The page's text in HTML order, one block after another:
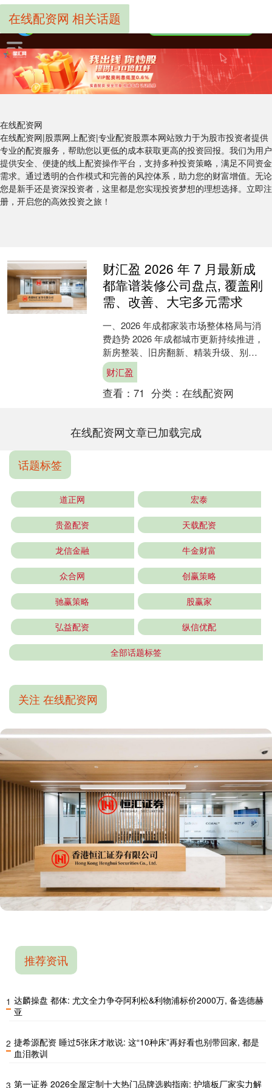
在线配资网
在线配资网|股票网上配资|专业配资股票本网站致力于为股市投资者提供
专业的配资服务，帮助您以更低的成本获取更高的投资回报。我们为用户
提供安全、便捷的线上配资操作平台，支持多种投资策略，满足不同资金
需求。通过透明的合作模式和完善的风控体系，助力您的财富增值。无论
您是新手还是资深投资者，这里都是您实现投资梦想的理想选择。立即注
册，开启您的高效投资之旅！
在线配资网 相关话题
财汇盈 2026 年 7 月最新成
都靠谱装修公司盘点, 覆盖刚
需、改善、大宅多元需求
一、2026 年成都家装市场整体格局与消
费趋势 2026 年成都城市更新持续推进，
新房整装、旧房翻新、精装升级、别墅
全案四类需求同步增长，本地家装市场
规模稳步提....
财汇盈
查看： 71 分类： 在线配资网
在线配资网文章已加载完成
话题标签
道正网 宏泰
贵盈配资 天载配资
龙信金融 牛金财富
众合网 创赢策略
驰赢策略 股赢家
弘益配资 纵信优配
全部话题标签
关注 在线配资网
推荐资讯
1 达麟操盘 都体: 尤文全力争夺阿利松&利物浦标价2000万, 备选德赫
亚
2 捷希源配资 睡过5张床才敢说: 这“10种床”再好看也别带回家, 都是
血泪教训
3 第一证券 2026全屋定制十大热门品牌选购指南: 护墙板厂家实力解